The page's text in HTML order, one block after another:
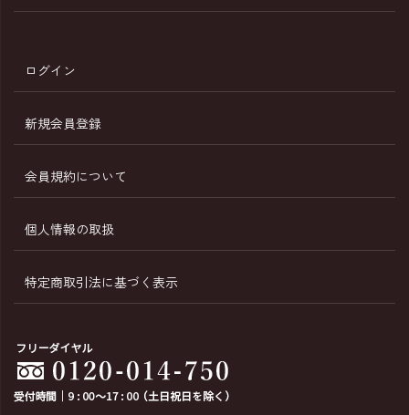
ログイン
新規会員登録
会員規約について
個人情報の取扱
特定商取引法に基づく表示